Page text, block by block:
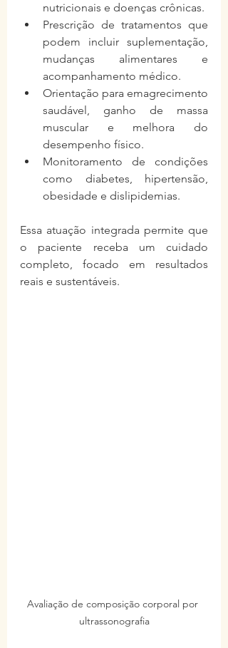
nutricionais e doenças crônicas.
Prescrição de tratamentos que
podem incluir suplementação,
mudanças alimentares e
acompanhamento médico.
Orientação para emagrecimento
saudável, ganho de massa
muscular e melhora do
desempenho físico.
Monitoramento de condições
como diabetes, hipertensão,
obesidade e dislipidemias.
Essa atuação integrada permite que
o paciente receba um cuidado
completo, focado em resultados
reais e sustentáveis.
Avaliação de composição corporal por
ultrassonografia